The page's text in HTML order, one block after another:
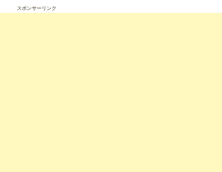
スポンサーリンク